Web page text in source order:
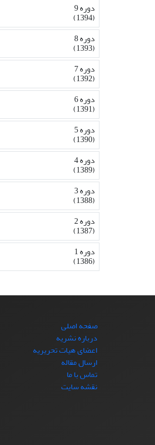
دوره 9
(1394)
دوره 8
(1393)
دوره 7
(1392)
دوره 6
(1391)
دوره 5
(1390)
دوره 4
(1389)
دوره 3
(1388)
دوره 2
(1387)
دوره 1
(1386)
صفحه اصلی
درباره نشریه
اعضای هیات تحریریه
ارسال مقاله
تماس با ما
نقشه سایت